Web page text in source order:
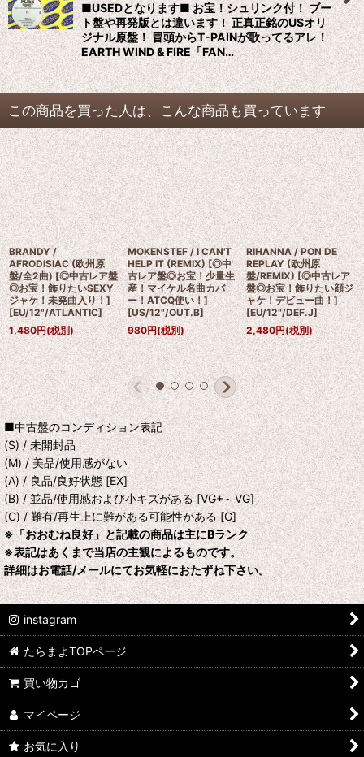
■USEDとなります■ お宝！シュリンク付！ ブー
ト盤や再発版とは違います！ 正真正銘のUSオリ
ジナル原盤！ 冒頭からT-PAINが歌ってるアレ！
EARTH WIND & FIRE「FAN…
この商品を買った人は、こんな商品も買っています
BRANDY /
AFRODISIAC (欧州原
盤/全2曲) [◎中古レア盤
◎お宝！飾りたいSEXY
ジャケ！未発曲入り！]
[EU/12"/ATLANTIC]
1,480円(税別)
MOKENSTEF / I CAN'T
HELP IT (REMIX) [◎中
古レア盤◎お宝！少量生
産！マイケル名曲カバ
ー！ATCQ使い！]
[US/12"/OUT.B]
980円(税別)
RIHANNA / PON DE
REPLAY (欧州原
盤/REMIX) [◎中古レア
盤◎お宝！飾りたい顔ジ
ャケ！デビュー曲！]
[EU/12"/DEF.J]
2,480円(税別)
■中古盤のコンディション表記
(S) / 未開封品
(M) / 美品/使用感がない
(A) / 良品/良好状態 [EX]
(B) / 並品/使用感および小キズがある [VG+～VG]
(C) / 難有/再生上に難がある可能性がある [G]
※「おおむね良好」と記載の商品は主にBランク
※表記はあくまで当店の主観によるものです。
詳細はお電話/メールにてお気軽におたずね下さい。
instagram
たらまよTOPページ
買い物カゴ
マイページ
お気に入り